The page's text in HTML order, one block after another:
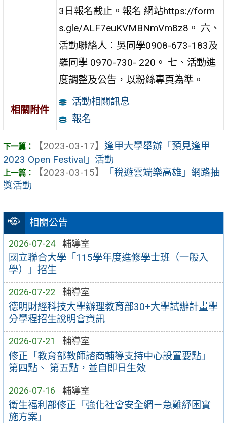
相關公告
2026-07-24 輔導室
國立聯合大學「115學年度進修學士班（一般入
學）」招生
2026-07-22 輔導室
德明財經科技大學辦理教育部30+大學試辦計畫學
分學程招生說明會資訊
2026-07-21 輔導室
修正「教育部教師諮商輔導支持中心設置要點」
第四點、 第五點，並自即日生效
2026-07-16 輔導室
衛生福利部修正「強化社會安全網－急難紓困實
施方案」
3日報名截止。報名 網站https://form
s.gle/ALF7euKVMBNmVm8z8。 六、
活動聯絡人：吳同學0908-673-183及
羅同學 0970-730- 220。 七、活動進
度調整及公告，以粉絲專頁為準。
相關附件
活動相關訊息
報名
【2023-03-17】 逢甲大學舉辦「預見逢甲
2023 Open Festival」活動
【2023-03-15】
「稅遊雲端樂高雄」網路抽
獎活動